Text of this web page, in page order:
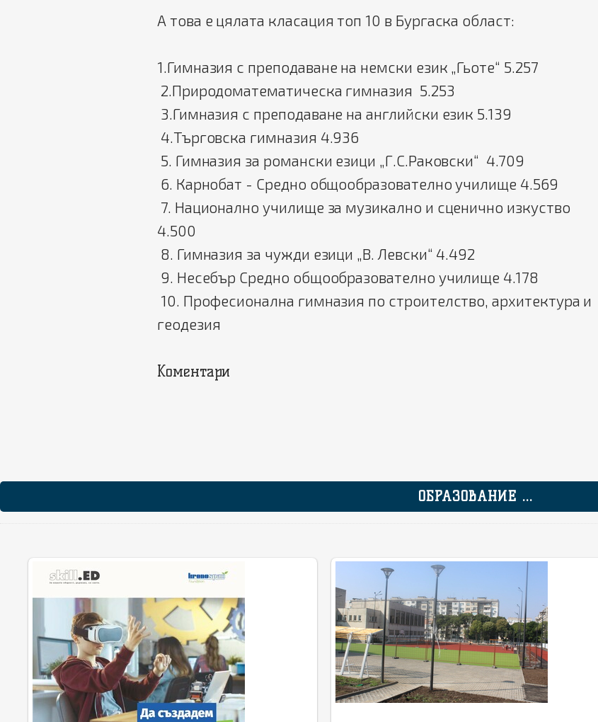
А това е цялата класация топ 10 в Бургаска област:
1.Гимназия с преподаване на немски език „Гьоте“ 5.257
2.Природоматематическа гимназия 5.253
3.Гимназия с преподаване на английски език 5.139
4.Търговска гимназия 4.936
5. Гимназия за романски езици „Г.С.Раковски“ 4.709
6. Карнобат - Средно общообразователно училище 4.569
7. Национално училище за музикално и сценично изкуство
4.500
8. Гимназия за чужди езици „В. Левски“ 4.492
9. Несебър Средно общообразователно училище 4.178
10. Професионална гимназия по строителство, архитектура и
геодезия
Коментари
ОБРАЗОВАНИЕ ...